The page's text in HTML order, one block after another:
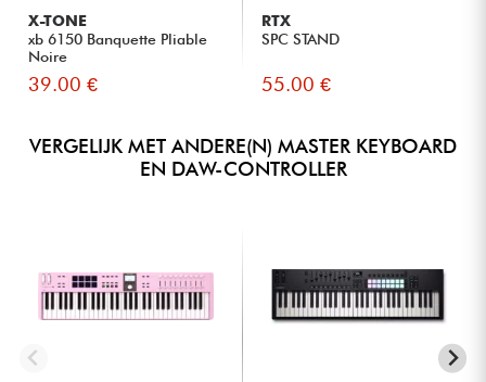
X-TONE
xb 6150 Banquette Pliable
Noire
39.00 €
RTX
SPC STAND
55.00 €
VERGELIJK MET ANDERE(N) MASTER KEYBOARD
EN DAW-CONTROLLER